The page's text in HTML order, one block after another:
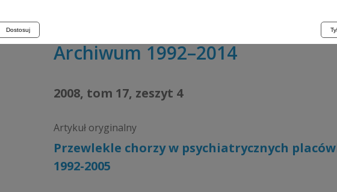
Przewlekle chorzy w psychiatrycznych placówkach
Archiwum 1992–2014
2008, tom 17, zeszyt 4
Artykuł oryginalny
Przewlekle chorzy w psychiatrycznych
1992-2005
Dostosuj